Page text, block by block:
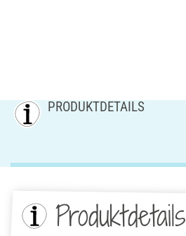
PRODUKTDETAILS
Produktdetails